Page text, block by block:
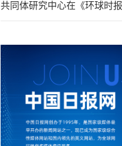
共同体研究中心在《环球时